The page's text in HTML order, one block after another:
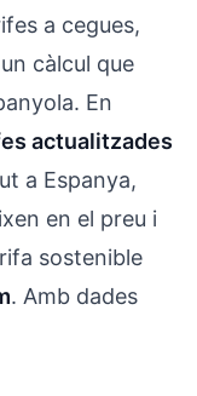
a cegues,
càlcul que
En
actualitzades
a Espanya,
en el preu i
sostenible
. Amb dades